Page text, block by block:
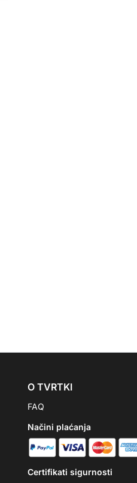
O TVRTKI
FAQ
Načini plaćanja
Certifikati sigurnosti